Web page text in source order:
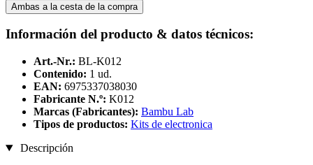
Ambas a la cesta de la compra
Información del producto & datos técnicos:
Art.-Nr.: BL-K012
Contenido: 1 ud.
EAN: 6975337038030
Fabricante N.º: K012
Marcas (Fabricantes): Bambu Lab
Tipos de productos: Kits de electronica
Descripción